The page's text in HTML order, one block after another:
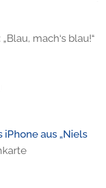
mach‘s blau!“
aus „Niels